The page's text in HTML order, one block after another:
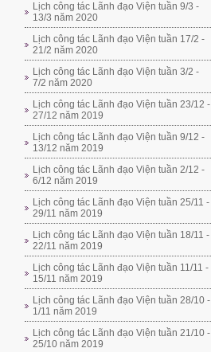
Lịch công tác Lãnh đạo Viện tuần 9/3 -
13/3 năm 2020
Lịch công tác Lãnh đạo Viện tuần 17/2 -
21/2 năm 2020
Lịch công tác Lãnh đạo Viện tuần 3/2 -
7/2 năm 2020
Lịch công tác Lãnh đạo Viện tuần 23/12 -
27/12 năm 2019
Lịch công tác Lãnh đạo Viện tuần 9/12 -
13/12 năm 2019
Lịch công tác Lãnh đạo Viện tuần 2/12 -
6/12 năm 2019
Lịch công tác Lãnh đạo Viện tuần 25/11 -
29/11 năm 2019
Lịch công tác Lãnh đạo Viện tuần 18/11 -
22/11 năm 2019
Lịch công tác Lãnh đạo Viện tuần 11/11 -
15/11 năm 2019
Lịch công tác Lãnh đạo Viện tuần 28/10 -
1/11 năm 2019
Lịch công tác Lãnh đạo Viện tuần 21/10 -
25/10 năm 2019